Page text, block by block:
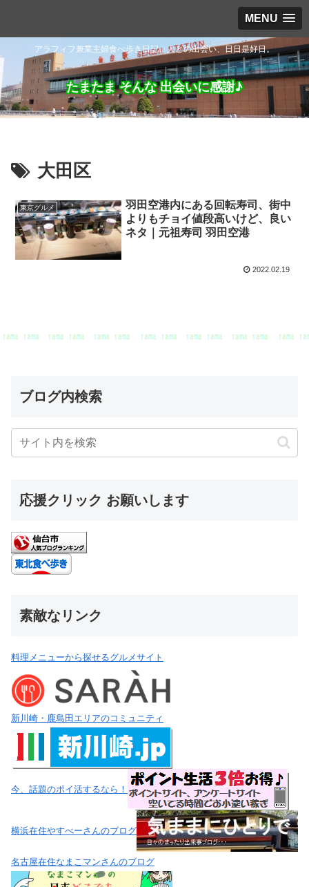
MENU
アラフィフ兼業主婦食べ歩き日記。人との出会い、日日是好日。
たまたま そんな 出会いに感謝♪
大田区
東京グルメ
羽田空港内にある回転寿司、街中
よりもチョイ値段高いけど、良い
ネタ｜元祖寿司 羽田空港
2022.02.19
ブログ内検索
応援クリック お願いします
素敵なリンク
料理メニューから探せるグルメサイト
新川崎・鹿島田エリアのコミュニティ
今、話題のポイ活するなら！
横浜在住やすべーさんのブログ
名古屋在住なまこマンさんのブログ